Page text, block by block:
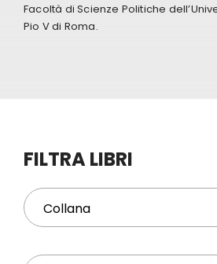
Facoltà di Scienze Politiche
Pio V di Roma.
FILTRA LIBRI